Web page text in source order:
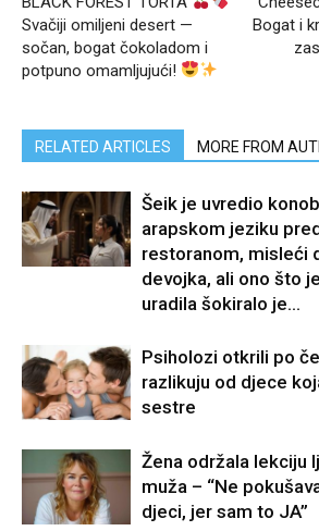
Svačiji omiljeni desert —
sočan, bogat čokoladom i
potpuno omamljujući!
Bogat i
RELATED ARTICLES MORE FROM
Šeik je uvredio
arapskom jeziku
restoranom, misleći
devojka, ali ono što
uradila šokiralo je...
Psiholozi otkrili po
razlikuju od djece
sestre
Žena održala lekciju
muža – “Ne
djeci, jer sam to JA”